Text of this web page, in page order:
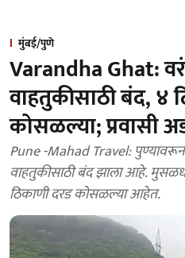
मुंबई/पुणे
Varandha Ghat:
वाहतुकीसाठी बंद, ४
कोसळल्या; प्रवासी
Pune -Mahad Travel: पुण्यावरून
वाहतुकीसाठी बंद झाला आहे.
ठिकाणी दरड कोसळल्या आहेत.